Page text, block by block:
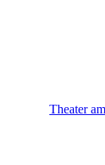
Theater